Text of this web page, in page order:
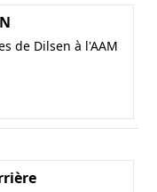
de Dilsen à l'AAM